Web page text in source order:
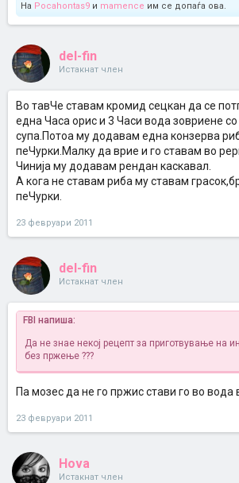
На Pocahontas9 и mamence им се допаѓа ова.
del-fin
Истакнат член
Во тавЧе ставам кромид сецкан да се
една Часа орис и 3 Часи вода зовриене
супа.Потоа му додавам една конзерва
пеЧурки.Малку да врие и го ставам во
Чинија му додавам рендан каскавал.
А кога не ставам риба му ставам
пеЧурки.
23 февруари 2011
del-fin
Истакнат член
FBI напиша:
Да не знае некој рецепт за приготвување на
без пржење ???
Па мозес да не го пржис стави го во вода
23 февруари 2011
Hova
Истакнат член